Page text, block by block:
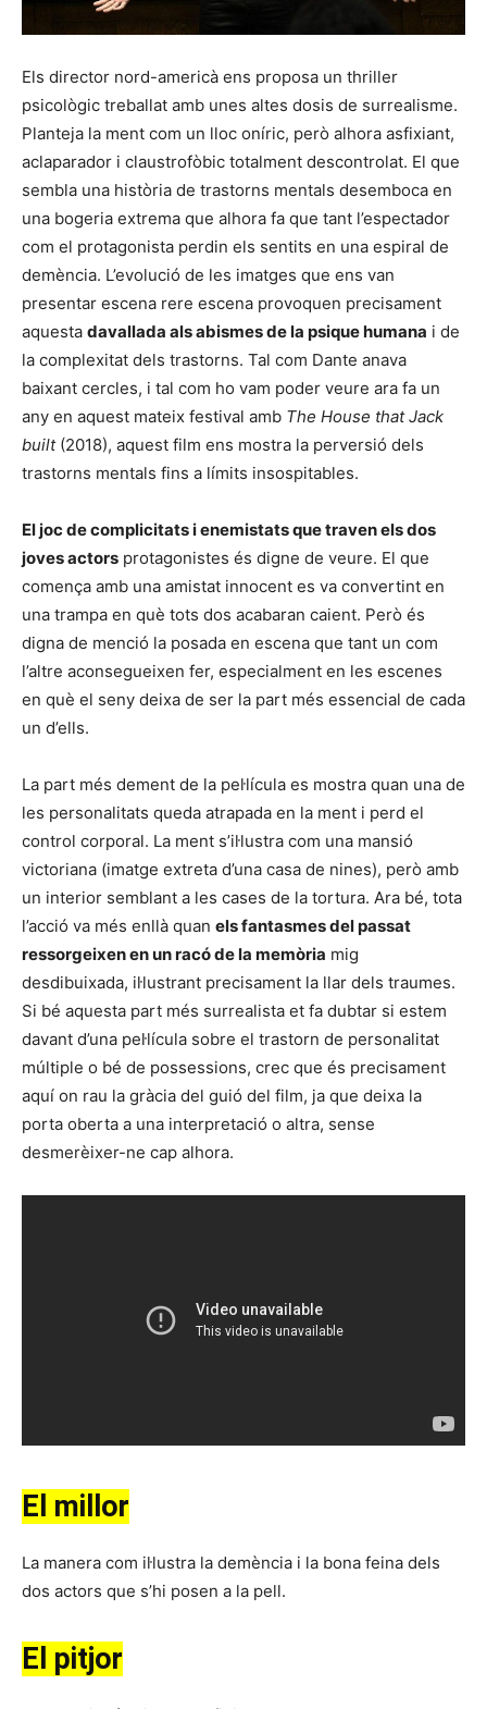
Els director nord-americà ens proposa un thriller
psicològic treballat amb unes altes dosis de surrealisme.
Planteja la ment com un lloc oníric, però alhora asfixiant,
aclaparador i claustrofòbic totalment descontrolat. El que
sembla una història de trastorns mentals desemboca en
una bogeria extrema que alhora fa que tant l’espectador
com el protagonista perdin els sentits en una espiral de
demència. L’evolució de les imatges que ens van
presentar escena rere escena provoquen precisament
aquesta davallada als abismes de la psique humana i de
la complexitat dels trastorns. Tal com Dante anava
baixant cercles, i tal com ho vam poder veure ara fa un
any en aquest mateix festival amb The House that Jack
built (2018), aquest film ens mostra la perversió dels
trastorns mentals fins a límits insospitables.
El joc de complicitats i enemistats que traven els dos
joves actors protagonistes és digne de veure. El que
comença amb una amistat innocent es va convertint en
una trampa en què tots dos acabaran caient. Però és
digna de menció la posada en escena que tant un com
l’altre aconsegueixen fer, especialment en les escenes
en què el seny deixa de ser la part més essencial de cada
un d’ells.
La part més dement de la pel·lícula es mostra quan una de
les personalitats queda atrapada en la ment i perd el
control corporal. La ment s’il·lustra com una mansió
victoriana (imatge extreta d’una casa de nines), però amb
un interior semblant a les cases de la tortura. Ara bé, tota
l’acció va més enllà quan els fantasmes del passat
ressorgeixen en un racó de la memòria mig
desdibuixada, il·lustrant precisament la llar dels traumes.
Si bé aquesta part més surrealista et fa dubtar si estem
davant d’una pel·lícula sobre el trastorn de personalitat
múltiple o bé de possessions, crec que és precisament
aquí on rau la gràcia del guió del film, ja que deixa la
porta oberta a una interpretació o altra, sense
desmerèixer-ne cap alhora.
El millor
La manera com il·lustra la demència i la bona feina dels
dos actors que s’hi posen a la pell.
El pitjor